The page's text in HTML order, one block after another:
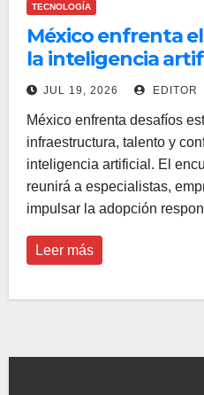
TECNOLOGÍA
México enfrenta
la inteligencia
infraestructura,
JUL 19, 2026 EDITOR
México enfrenta desafíos
infraestructura, talento y
inteligencia artificial. El
reunirá a especialistas,
impulsar la adopción
Leer más